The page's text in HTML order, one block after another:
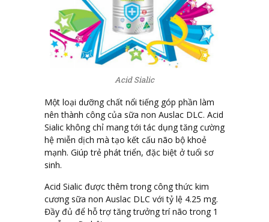
Acid Sialic
Một loại dưỡng chất nổi tiếng góp phần làm
nên thành công của sữa non Auslac DLC. Acid
Sialic không chỉ mang tới tác dụng tăng cường
hệ miễn dịch mà tạo kết cấu não bộ khoẻ
mạnh. Giúp trẻ phát triển, đặc biệt ở tuổi sơ
sinh.
Acid Sialic được thêm trong công thức kim
cương sữa non Auslac DLC với tỷ lệ 4.25 mg.
Đầy đủ để hỗ trợ tăng trưởng trí não trong 1